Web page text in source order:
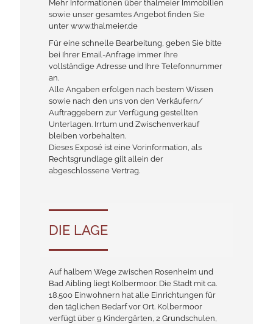
Mehr Informationen über thalmeier Immobilien
sowie unser gesamtes Angebot finden Sie
unter www.thalmeier.de
Für eine schnelle Bearbeitung, geben Sie bitte
bei Ihrer Email-Anfrage immer Ihre
vollständige Adresse und Ihre Telefonnummer
an.
Alle Angaben erfolgen nach bestem Wissen
sowie nach den uns von den Verkäufern/
Auftraggebern zur Verfügung gestellten
Unterlagen. Irrtum und Zwischenverkauf
bleiben vorbehalten.
Dieses Exposé ist eine Vorinformation, als
Rechtsgrundlage gilt allein der
abgeschlossene Vertrag.
DIE LAGE
Auf halbem Wege zwischen Rosenheim und
Bad Aibling liegt Kolbermoor. Die Stadt mit ca.
18.500 Einwohnern hat alle Einrichtungen für
den täglichen Bedarf vor Ort. Kolbermoor
verfügt über 9 Kindergärten, 2 Grundschulen,